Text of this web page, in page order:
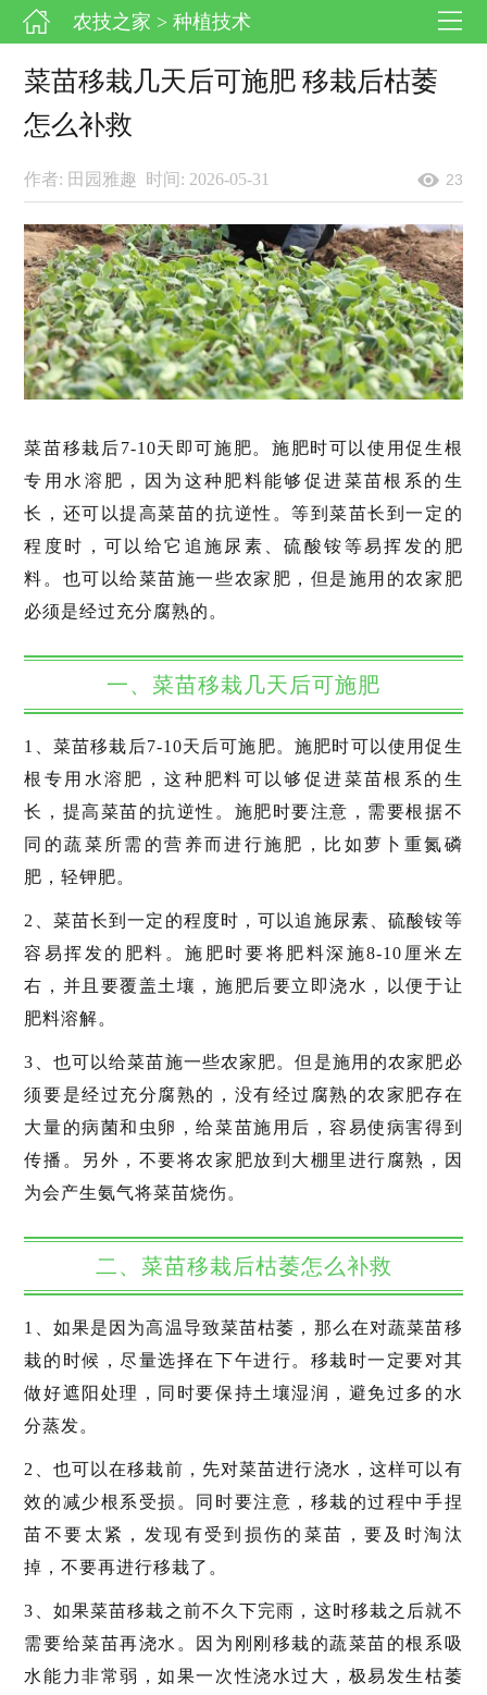
农技之家 > 种植技术
菜苗移栽几天后可施肥 移栽后枯萎
怎么补救
作者: 田园雅趣 时间: 2026-05-31 23
菜苗移栽后7-10天即可施肥。施肥时可以使用促生根
专用水溶肥，因为这种肥料能够促进菜苗根系的生
长，还可以提高菜苗的抗逆性。等到菜苗长到一定的
程度时，可以给它追施尿素、硫酸铵等易挥发的肥
料。也可以给菜苗施一些农家肥，但是施用的农家肥
必须是经过充分腐熟的。
一、菜苗移栽几天后可施肥
1、菜苗移栽后7-10天后可施肥。施肥时可以使用促生
根专用水溶肥，这种肥料可以够促进菜苗根系的生
长，提高菜苗的抗逆性。施肥时要注意，需要根据不
同的蔬菜所需的营养而进行施肥，比如萝卜重氮磷
肥，轻钾肥。
2、菜苗长到一定的程度时，可以追施尿素、硫酸铵等
容易挥发的肥料。施肥时要将肥料深施8-10厘米左
右，并且要覆盖土壤，施肥后要立即浇水，以便于让
肥料溶解。
3、也可以给菜苗施一些农家肥。但是施用的农家肥必
须要是经过充分腐熟的，没有经过腐熟的农家肥存在
大量的病菌和虫卵，给菜苗施用后，容易使病害得到
传播。另外，不要将农家肥放到大棚里进行腐熟，因
为会产生氨气将菜苗烧伤。
二、菜苗移栽后枯萎怎么补救
1、如果是因为高温导致菜苗枯萎，那么在对蔬菜苗移
栽的时候，尽量选择在下午进行。移栽时一定要对其
做好遮阳处理，同时要保持土壤湿润，避免过多的水
分蒸发。
2、也可以在移栽前，先对菜苗进行浇水，这样可以有
效的减少根系受损。同时要注意，移栽的过程中手捏
苗不要太紧，发现有受到损伤的菜苗，要及时淘汰
掉，不要再进行移栽了。
3、如果菜苗移栽之前不久下完雨，这时移栽之后就不
需要给菜苗再浇水。因为刚刚移栽的蔬菜苗的根系吸
水能力非常弱，如果一次性浇水过大，极易发生枯萎